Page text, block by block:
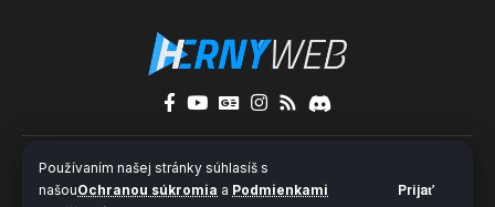
Používaním našej stránky súhlasíš s
našouOchranou súkromia a Podmienkami
Prijať
O nás Kontakty
Ochrana súkromia a súbory cookies